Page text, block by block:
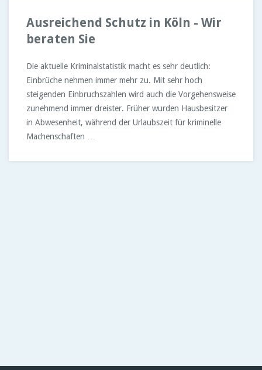
Ausreichend Schutz in Köln - Wir
beraten Sie
Die aktuelle Kriminalstatistik macht es sehr deutlich:
Einbrüche nehmen immer mehr zu. Mit sehr hoch
steigenden Einbruchszahlen wird auch die Vorgehensweise
zunehmend immer dreister. Früher wurden Hausbesitzer
in Abwesenheit, während der Urlaubszeit für kriminelle
Machenschaften …